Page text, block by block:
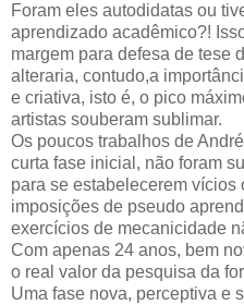
Foram eles autodidatas ou
aprendizado acadêmico?!
margem para defesa de tese
alteraria, contudo,a
e criativa, isto é, o pico
artistas souberam sublimar.
Os poucos trabalhos de
curta fase inicial, não foram
para se estabelecerem
imposições de pseudo
exercícios de mecanicidade
Com apenas 24 anos, bem
o real valor da pesquisa da
Uma fase nova, perceptiva e